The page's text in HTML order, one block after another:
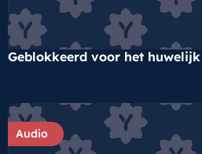
Geblokkeerd voor het huwelijk
Audio